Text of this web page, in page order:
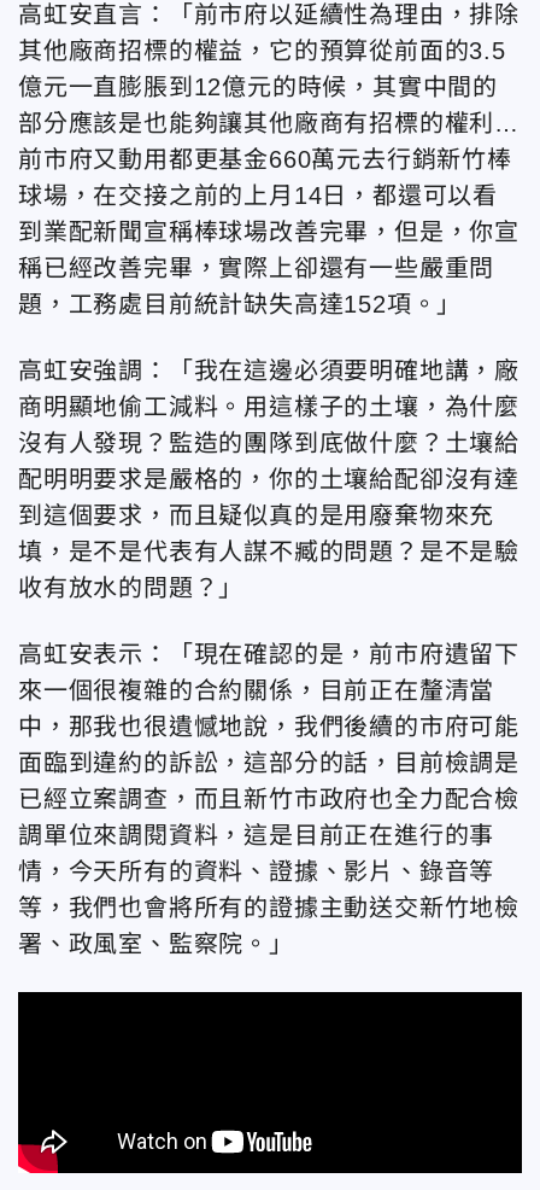
高虹安直言：「前市府以延續性為理由，排除
其他廠商招標的權益，它的預算從前面的3.5
億元一直膨脹到12億元的時候，其實中間的
部分應該是也能夠讓其他廠商有招標的權利…
前市府又動用都更基金660萬元去行銷新竹棒
球場，在交接之前的上月14日，都還可以看
到業配新聞宣稱棒球場改善完畢，但是，你宣
稱已經改善完畢，實際上卻還有一些嚴重問
題，工務處目前統計缺失高達152項。」
高虹安強調：「我在這邊必須要明確地講，廠
商明顯地偷工減料。用這樣子的土壤，為什麼
沒有人發現？監造的團隊到底做什麼？土壤給
配明明要求是嚴格的，你的土壤給配卻沒有達
到這個要求，而且疑似真的是用廢棄物來充
填，是不是代表有人謀不臧的問題？是不是驗
收有放水的問題？」
高虹安表示：「現在確認的是，前市府遺留下
來一個很複雜的合約關係，目前正在釐清當
中，那我也很遺憾地說，我們後續的市府可能
面臨到違約的訴訟，這部分的話，目前檢調是
已經立案調查，而且新竹市政府也全力配合檢
調單位來調閱資料，這是目前正在進行的事
情，今天所有的資料、證據、影片、錄音等
等，我們也會將所有的證據主動送交新竹地檢
署、政風室、監察院。」